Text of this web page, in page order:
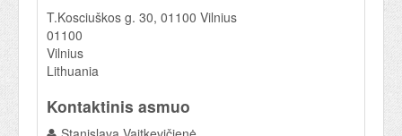
T.Kosciuškos g. 30, 01100 Vilnius
01100
Vilnius
Lithuania
Kontaktinis asmuo